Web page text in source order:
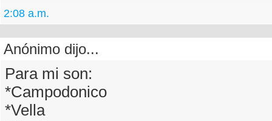
2:08 a.m.
Anónimo dijo...
Para mi son:
*Campodonico
*Vella